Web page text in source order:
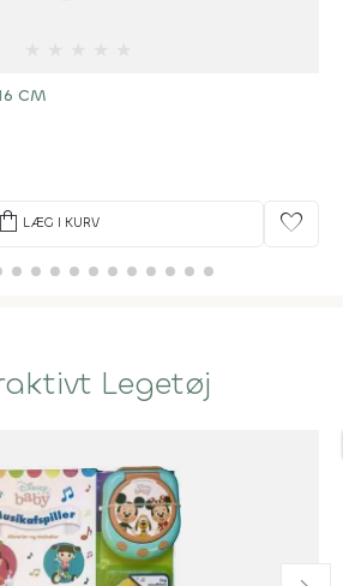
CM
shopping_bag LÆG I KURV favorite
Legetøj